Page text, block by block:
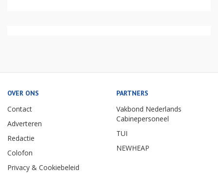
OVER ONS
Contact
Adverteren
Redactie
Colofon
Privacy & Cookiebeleid
PARTNERS
Vakbond Nederlands
Cabinepersoneel
TUI
NEWHEAP